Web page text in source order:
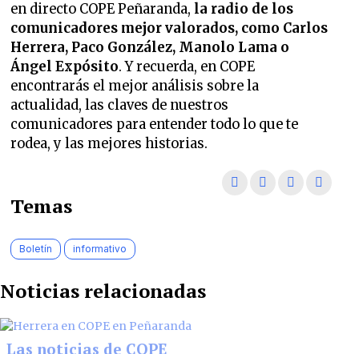
en directo COPE Peñaranda, la radio de los
comunicadores mejor valorados, como Carlos
Herrera, Paco González, Manolo Lama o
Ángel Expósito. Y recuerda, en COPE
encontrarás el mejor análisis sobre la
actualidad, las claves de nuestros
comunicadores para entender todo lo que te
rodea, y las mejores historias.
Temas
Boletín informativo
Noticias relacionadas
Las noticias de COPE